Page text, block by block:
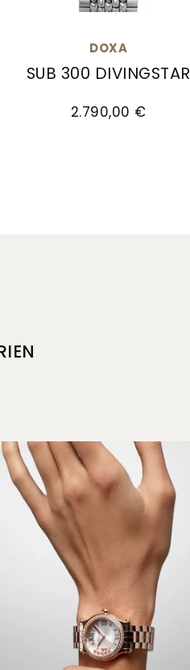
DOXA
SUB 300 DIVINGSTAR
2.790,00 €